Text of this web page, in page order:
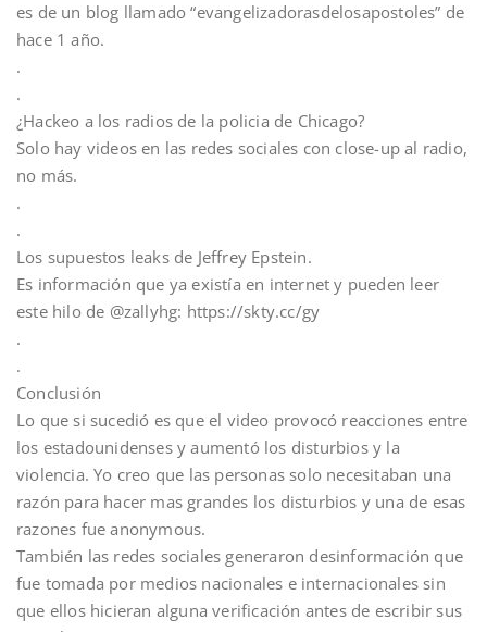
es de un blog llamado “evangelizadorasdelosapostoles” de
hace 1 año.
.
.
¿Hackeo a los radios de la policia de Chicago?
Solo hay videos en las redes sociales con close-up al radio,
no más.
.
.
Los supuestos leaks de Jeffrey Epstein.
Es información que ya existía en internet y pueden leer
este hilo de @zallyhg: https://skty.cc/gy
.
.
Conclusión
Lo que si sucedió es que el video provocó reacciones entre
los estadounidenses y aumentó los disturbios y la
violencia. Yo creo que las personas solo necesitaban una
razón para hacer mas grandes los disturbios y una de esas
razones fue anonymous.
También las redes sociales generaron desinformación que
fue tomada por medios nacionales e internacionales sin
que ellos hicieran alguna verificación antes de escribir sus